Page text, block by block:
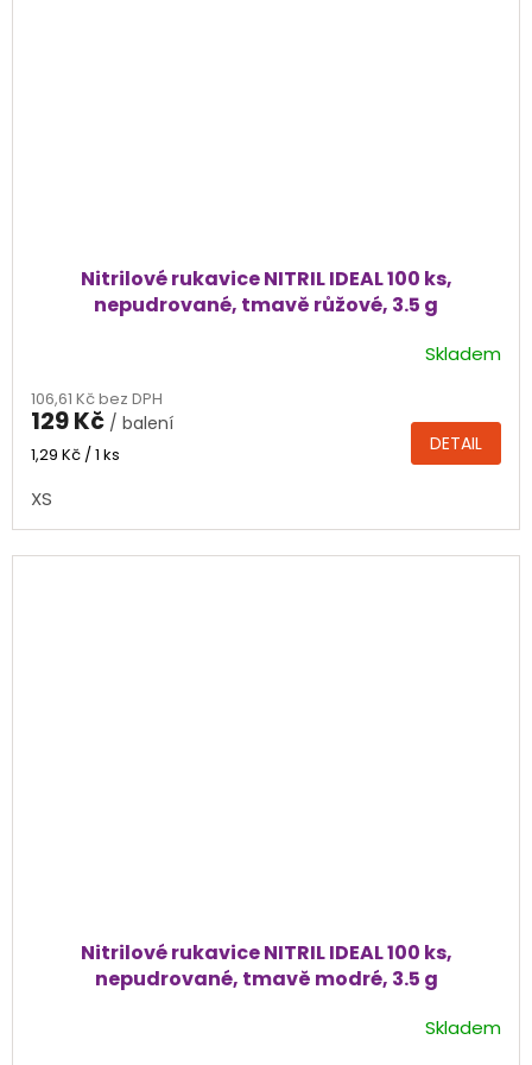
Nitrilové rukavice NITRIL IDEAL 100 ks,
nepudrované, tmavě růžové, 3.5 g
produktu
je
4,4
5
hvězdiček.
Skladem
106,61 Kč bez DPH
129 Kč / balení
Měrná
1,29 Kč / 1 ks DETAIL
XS
Nitrilové rukavice NITRIL IDEAL 100 ks,
nepudrované, tmavě modré, 3.5 g
Skladem